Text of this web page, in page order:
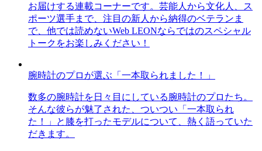
お届けする連載コーナーです。芸能人から文化人、ス
ポーツ選手まで、注目の新人から納得のベテランま
で、他では読めないWeb LEONならではのスペシャル
トークをお楽しみください！
腕時計のプロが選ぶ「一本取られました！」
数多の腕時計を日々目にしている腕時計のプロたち。
そんな彼らが魅了された、ついつい「一本取られ
た！」と膝を打ったモデルについて、熱く語っていた
だきます。